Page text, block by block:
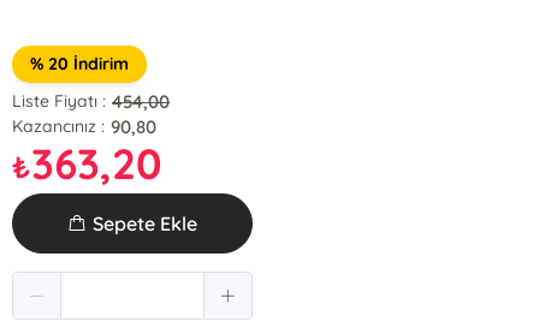
% 20 İndirim
Liste Fiyatı : 454,00
Kazancınız : 90,80
₺363,20
Sepete Ekle